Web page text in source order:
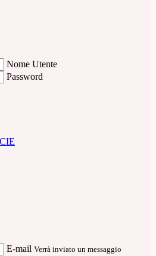
Nome Utente
Password
E-mail Verrà inviato un messaggio